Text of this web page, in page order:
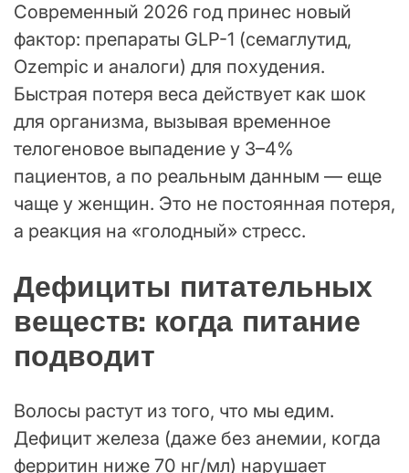
Современный 2026 год принес новый
фактор: препараты GLP-1 (семаглутид,
Ozempic и аналоги) для похудения.
Быстрая потеря веса действует как шок
для организма, вызывая временное
телогеновое выпадение у 3–4%
пациентов, а по реальным данным — еще
чаще у женщин. Это не постоянная потеря,
а реакция на «голодный» стресс.
Дефициты питательных
веществ: когда питание
подводит
Волосы растут из того, что мы едим.
Дефицит железа (даже без анемии, когда
ферритин ниже 70 нг/мл) нарушает